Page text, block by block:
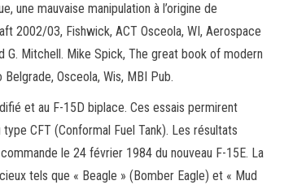
une mauvaise manipulation à l’origine de
2002/03, Fishwick, ACT Osceola, WI, Aerospace
G. Mitchell. Mike Spick, The great book of modern
Osceola, Wis, MBI Pub.
et au F-15D biplace. Ces essais permirent
CFT (Conformal Fuel Tank). Les résultats
le 24 février 1984 du nouveau F-15E. La
tels que « Beagle » (Bomber Eagle) et « Mud